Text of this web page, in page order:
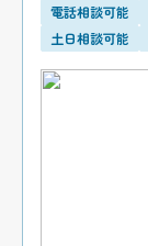
電話相談可能
土日相談可能